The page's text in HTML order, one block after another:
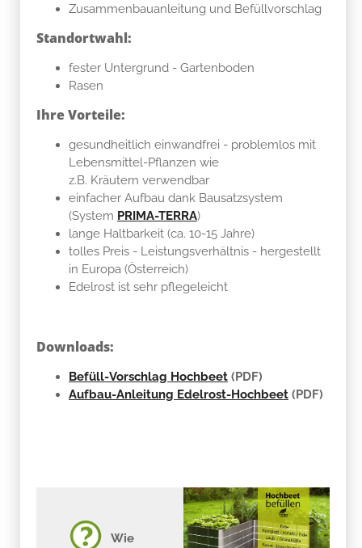
Zusammenbauanleitung und Befüllvorschlag
Standortwahl:
fester Untergrund - Gartenboden
Rasen
Ihre Vorteile:
gesundheitlich einwandfrei - problemlos mit
Lebensmittel-Pflanzen wie
z.B. Kräutern verwendbar
einfacher Aufbau dank Bausatzsystem
(System PRIMA-TERRA)
lange Haltbarkeit (ca. 10-15 Jahre)
tolles Preis - Leistungsverhältnis - hergestellt
in Europa (Österreich)
Edelrost ist sehr pflegeleicht
Downloads:
Befüll-Vorschlag Hochbeet (PDF)
Aufbau-Anleitung Edelrost-Hochbeet (PDF)
Wie